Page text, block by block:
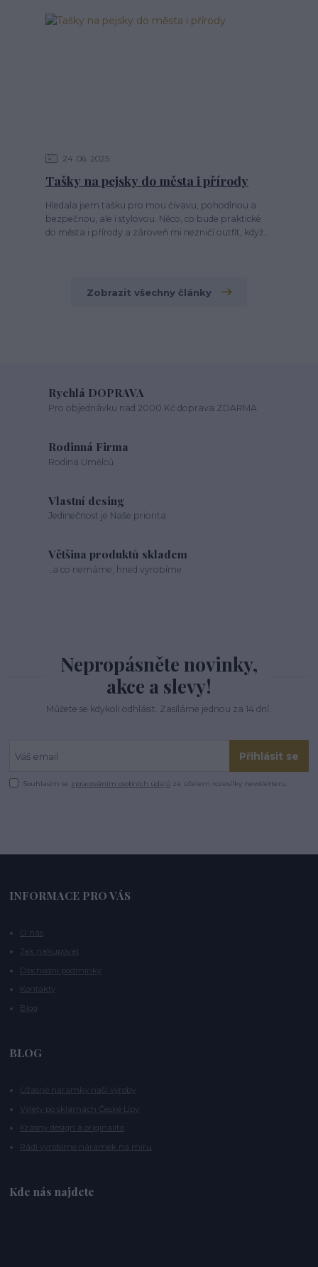
24 06 2025
Tašky na pejsky do města i přírody
Hledala jsem tašku pro mou čivavu, pohodlnou a
bezpečnou, ale i stylovou. Něco, co bude praktické
do města i přírody a zároveň mi nezničí outfit, když...
Zobrazit všechny články
Rychlá DOPRAVA
Pro objednávku nad 2000 Kč doprava ZDARMA
Rodinná Firma
Rodina Umělců
Vlastní desing
Jedinečnost je Naše priorita
Většina produktů skladem
..a co nemáme, hned vyrobíme
Nepropásněte novinky,
akce a slevy!
Můžete se kdykoli odhlásit. Zasíláme jednou za 14 dní.
Přihlásit se
Souhlasím se zpracováním osobních údajů za účelem rozesílky newsletteru.
INFORMACE PRO VÁS
O nás
Jak nakupovat
Obchodní podmínky
Kontakty
Blog
BLOG
Úžasné náramky naší výroby
Výlety po sklárnách České Lípy
Krásný design a originalita
Rádi vyrobíme náramek na míru
Kde nás najdete